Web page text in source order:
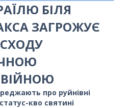
БІЛЯ
ЗАГРОЖУЄ
ВІЙНОЮ
про руйнівні
кво святині